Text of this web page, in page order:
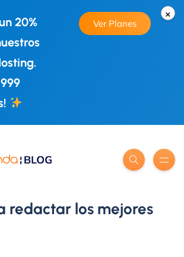
×
20%
Ver Planes
redactar los mejores